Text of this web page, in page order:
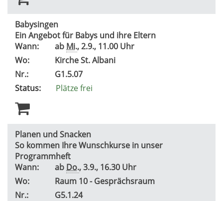
Babysingen
Ein Angebot für Babys und ihre Eltern
Wann:
ab Mi., 2.9., 11.00 Uhr
Wo:
Kirche St. Albani
Nr.:
G1.5.07
Status:
Plätze frei
Planen und Snacken
So kommen Ihre Wunschkurse in unser
Programmheft
Wann:
ab Do., 3.9., 16.30 Uhr
Wo:
Raum 10 - Gesprächsraum
Nr.:
G5.1.24